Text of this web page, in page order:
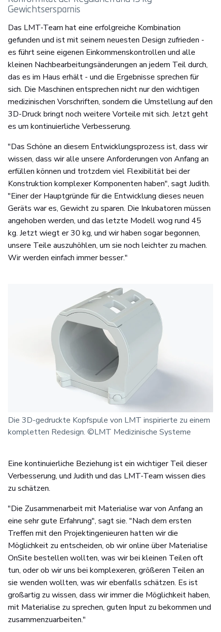
Gewichtsersparnis
Das LMT-Team hat eine erfolgreiche Kombination
gefunden und ist mit seinem neuesten Design zufrieden -
es führt seine eigenen Einkommenskontrollen und alle
kleinen Nachbearbeitungsänderungen an jedem Teil durch,
das es im Haus erhält - und die Ergebnisse sprechen für
sich. Die Maschinen entsprechen nicht nur den wichtigen
medizinischen Vorschriften, sondern die Umstellung auf den
3D-Druck bringt noch weitere Vorteile mit sich. Jetzt geht
es um kontinuierliche Verbesserung.
"Das Schöne an diesem Entwicklungsprozess ist, dass wir
wissen, dass wir alle unsere Anforderungen von Anfang an
erfüllen können und trotzdem viel Flexibilität bei der
Konstruktion komplexer Komponenten haben", sagt Judith.
"Einer der Hauptgründe für die Entwicklung dieses neuen
Geräts war es, Gewicht zu sparen. Die Inkubatoren müssen
angehoben werden, und das letzte Modell wog rund 45
kg. Jetzt wiegt er 30 kg, und wir haben sogar begonnen,
unsere Teile auszuhöhlen, um sie noch leichter zu machen.
Wir werden einfach immer besser."
Die 3D-gedruckte Kopfspule von LMT inspirierte zu einem
kompletten Redesign. ©LMT Medizinische Systeme
Eine kontinuierliche Beziehung ist ein wichtiger Teil dieser
Verbesserung, und Judith und das LMT-Team wissen dies
zu schätzen.
"Die Zusammenarbeit mit Materialise war von Anfang an
eine sehr gute Erfahrung", sagt sie. "Nach dem ersten
Treffen mit den Projektingenieuren hatten wir die
Möglichkeit zu entscheiden, ob wir online über Materialise
OnSite bestellen wollten, was wir bei kleinen Teilen oft
tun, oder ob wir uns bei komplexeren, größeren Teilen an
sie wenden wollten, was wir ebenfalls schätzen. Es ist
großartig zu wissen, dass wir immer die Möglichkeit haben,
mit Materialise zu sprechen, guten Input zu bekommen und
zusammenzuarbeiten."